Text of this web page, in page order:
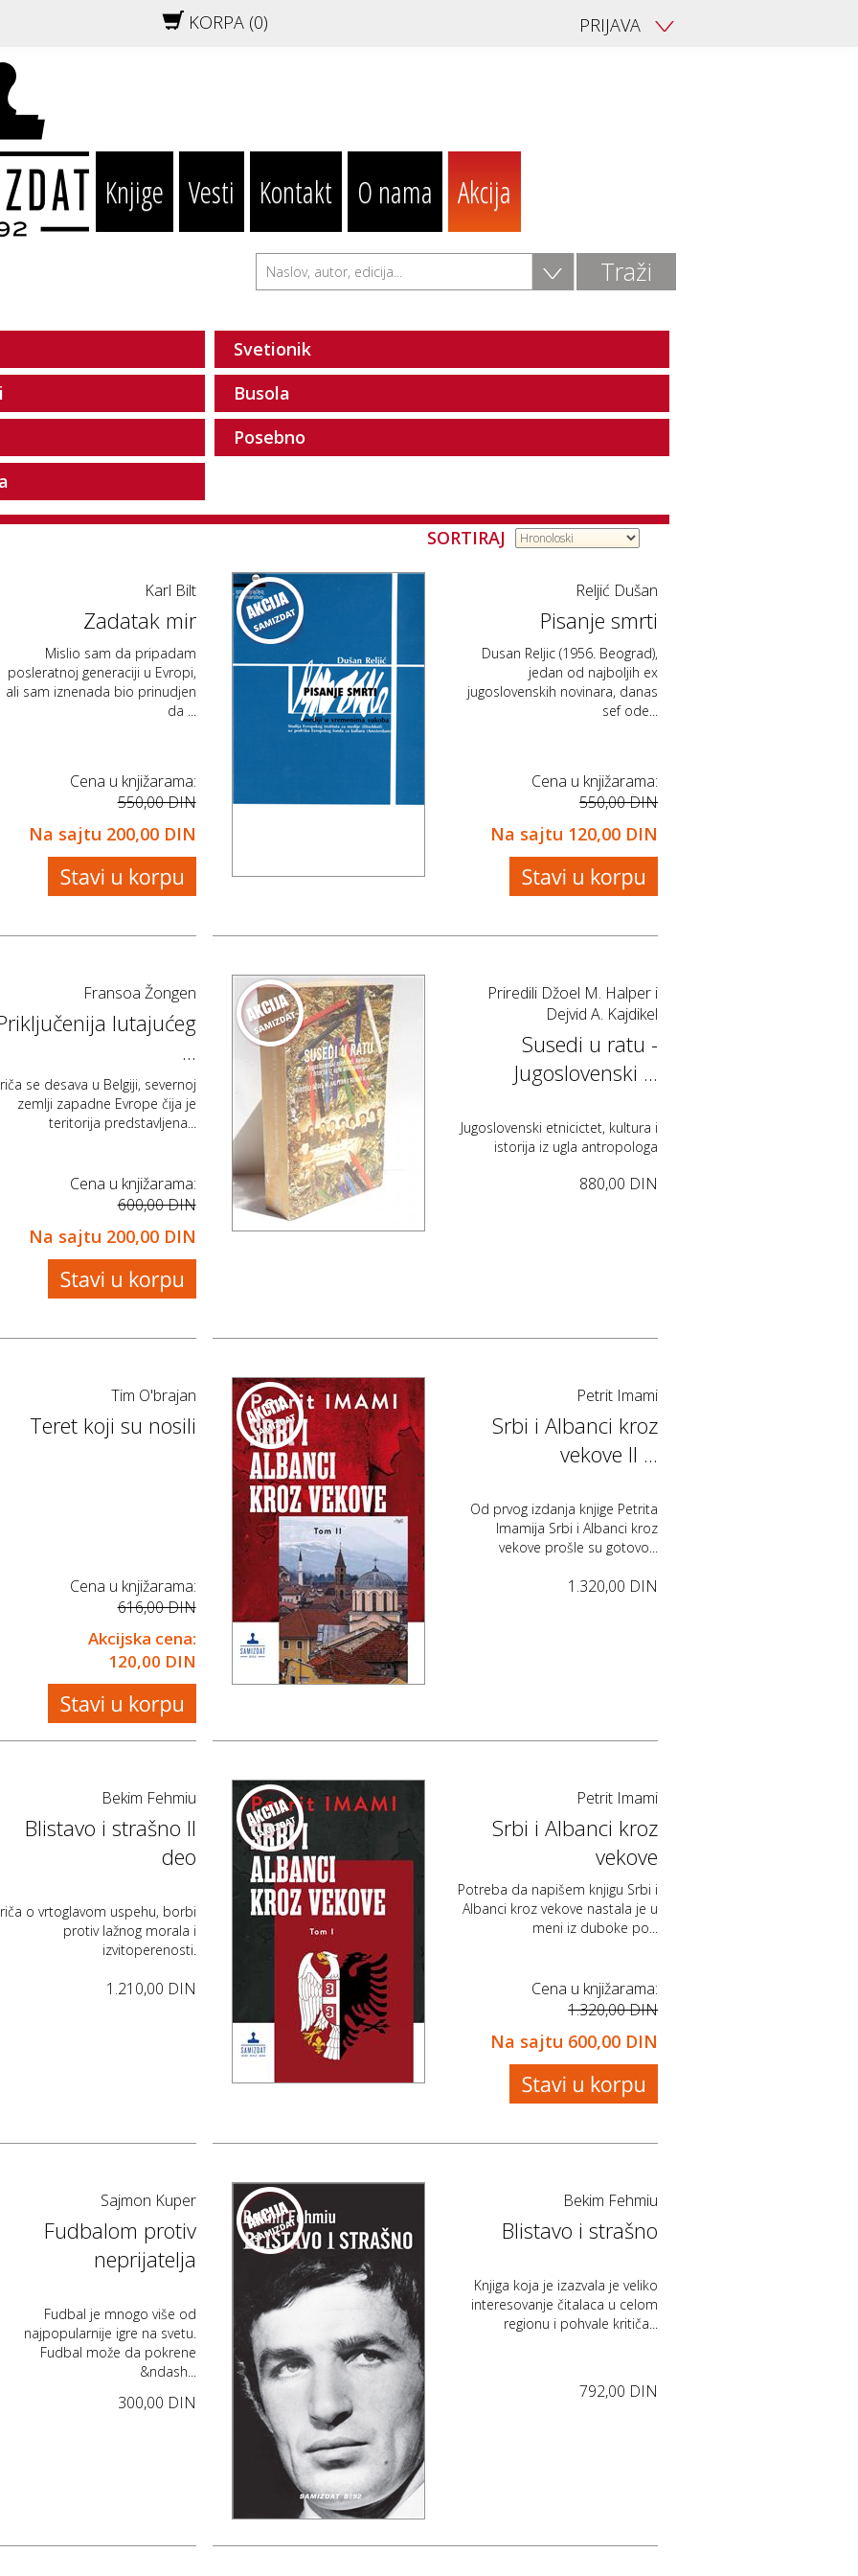
KORPA (0) PRIJAVA V
Knjige Vesti Kontakt O nama Akcija
V
Svetionik
Busola
Posebno
SORTIRAJ
Karl Bilt
Zadatak mir
Mislio sam da pripadam
posleratnoj generaciji u Evropi,
ali sam iznenada bio prinudjen
da ...
Cena u knjižarama:
550,00 DIN
Na sajtu 200,00 DIN
Reljić Dušan
Pisanje smrti
Dusan Reljic (1956. Beograd),
jedan od najboljih ex
jugoslovenskih novinara, danas
sef ode...
Cena u knjižarama:
550,00 DIN
Na sajtu 120,00 DIN
Fransoa Žongen
lutajućeg
...
se desava u Belgiji, severnoj
zemlji zapadne Evrope čija je
teritorija predstavljena...
Cena u knjižarama:
600,00 DIN
Na sajtu 200,00 DIN
Priredili Džoel M. Halper i
Dejvid A. Kajdikel
Susedi u ratu -
Jugoslovenski ...
Jugoslovenski etnicictet, kultura i
istorija iz ugla antropologa
880,00 DIN
Tim O'brajan
Teret koji su nosili
Cena u knjižarama:
616,00 DIN
Akcijska cena:
120,00 DIN
Petrit Imami
Srbi i Albanci kroz
vekove II ...
Od prvog izdanja knjige Petrita
Imamija Srbi i Albanci kroz
vekove prošle su gotovo...
1.320,00 DIN
Bekim Fehmiu
Blistavo i strašno II
deo
o vrtoglavom uspehu, borbi
protiv lažnog morala i
izvitoperenosti.
1.210,00 DIN
Petrit Imami
Srbi i Albanci kroz
vekove
Potreba da napišem knjigu Srbi i
Albanci kroz vekove nastala je u
meni iz duboke po...
Cena u knjižarama:
1.320,00 DIN
Na sajtu 600,00 DIN
Sajmon Kuper
Fudbalom protiv
neprijatelja
Fudbal je mnogo više od
najpopularnije igre na svetu.
Fudbal može da pokrene
&ndash...
300,00 DIN
Bekim Fehmiu
Blistavo i strašno
Knjiga koja je izazvala je veliko
interesovanje čitalaca u celom
regionu i pohvale kritiča...
792,00 DIN